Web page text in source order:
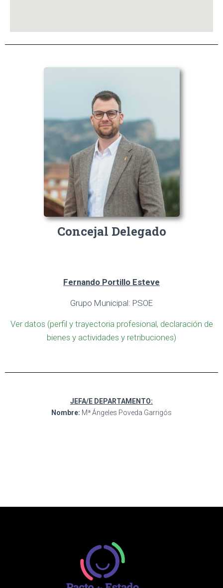
Concejal Delegado
Fernando Portillo Esteve
Grupo Municipal: PSOE
Ver datos (perfil y trayectoria profesional, declaración de
bienes y actividades y retribuciones)
JEFA/E DEPARTAMENTO:
Nombre: Mª Ángeles Poveda Garrigós